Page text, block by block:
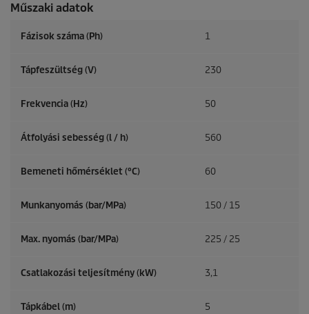
Műszaki adatok
Fázisok száma (Ph) 1
Tápfeszültség (V) 230
Frekvencia (Hz) 50
Átfolyási sebesség (l / h) 560
Bemeneti hőmérséklet (°C) 60
Munkanyomás (bar/MPa) 150 / 15
Max. nyomás (bar/MPa) 225 / 25
Csatlakozási teljesítmény (kW) 3,1
Tápkábel (m) 5